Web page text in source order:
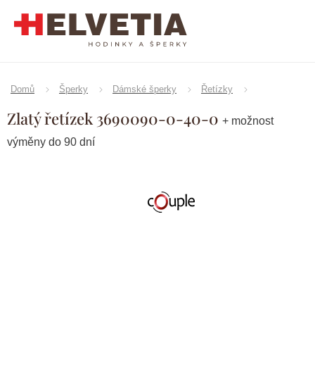
Domů Šperky Dámské šperky Řetízky
Zlatý řetízek 3690090-0-40-0 + možnost
výměny do 90 dní
Značka:Couple